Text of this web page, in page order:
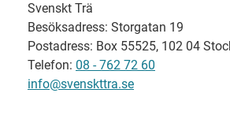
Svenskt Trä
Besöksadress: Storgatan 19
Postadress: Box 55525, 102 04
Telefon: 08 - 762 72 60
info@svenskttra.se